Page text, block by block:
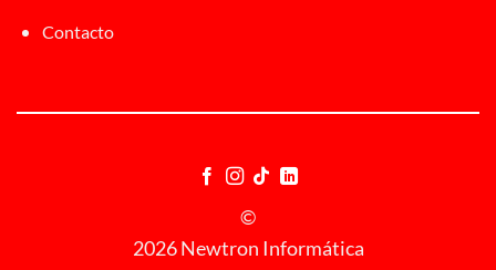
Contacto
©
2026 Newtron Informática